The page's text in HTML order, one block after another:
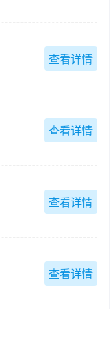
查看详情
查看详情
查看详情
查看详情